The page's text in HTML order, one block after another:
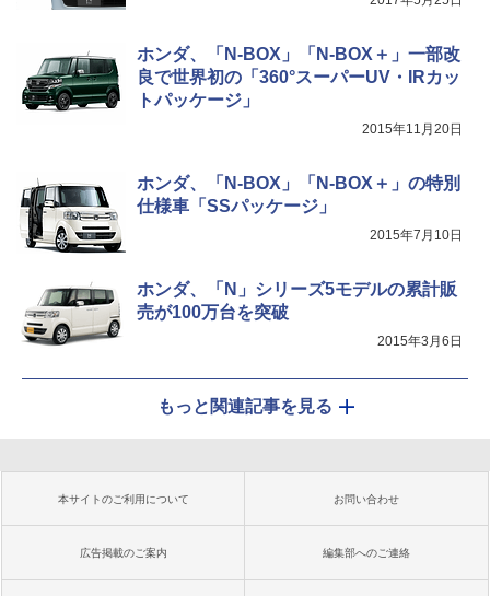
ホンダ、「N-BOX」「N-BOX＋」一部改
良で世界初の「360°スーパーUV・IRカッ
トパッケージ」
2015年11月20日
ホンダ、「N-BOX」「N-BOX＋」の特別
仕様車「SSパッケージ」
2015年7月10日
ホンダ、「N」シリーズ5モデルの累計販
売が100万台を突破
2015年3月6日
もっと関連記事を見る
本サイトのご利用について お問い合わせ
広告掲載のご案内 編集部へのご連絡